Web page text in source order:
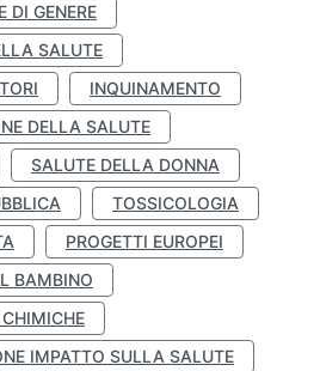
DI GENERE
SALUTE
INQUINAMENTO
DELLA SALUTE
SALUTE DELLA DONNA
TOSSICOLOGIA
PROGETTI EUROPEI
BAMBINO
IMPATTO SULLA SALUTE